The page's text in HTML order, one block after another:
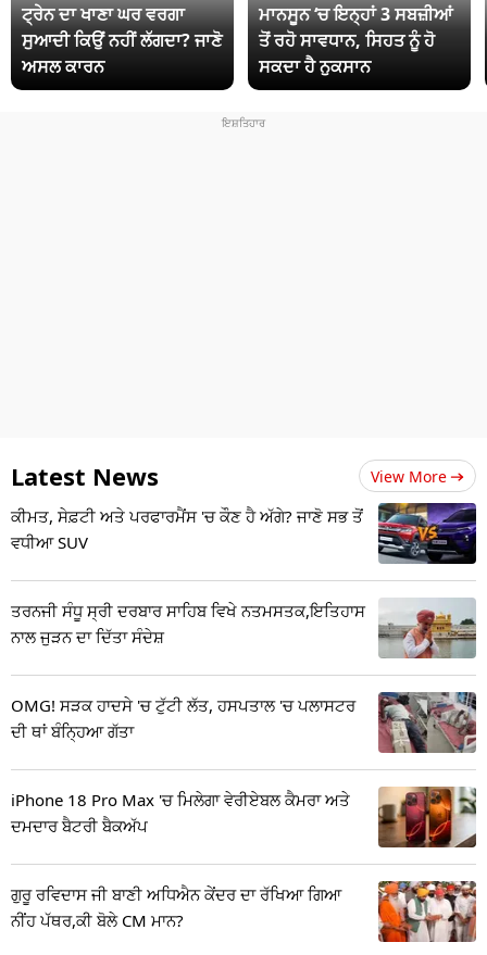
ਟ੍ਰੇਨ ਦਾ ਖਾਣਾ ਘਰ ਵਰਗਾ
ਸੁਆਦੀ ਕਿਉਂ ਨਹੀਂ ਲੱਗਦਾ? ਜਾਣੋ
ਅਸਲ ਕਾਰਨ
ਮਾਨਸੂਨ ‘ਚ ਇਨ੍ਹਾਂ 3 ਸਬਜ਼ੀਆਂ
ਤੋਂ ਰਹੋ ਸਾਵਧਾਨ, ਸਿਹਤ ਨੂੰ ਹੋ
ਸਕਦਾ ਹੈ ਨੁਕਸਾਨ
Latest News View More
ਕੀਮਤ, ਸੇਫ਼ਟੀ ਅਤੇ ਪਰਫਾਰਮੈਂਸ 'ਚ ਕੌਣ ਹੈ ਅੱਗੇ? ਜਾਣੋ ਸਭ ਤੋਂ
ਵਧੀਆ SUV
ਤਰਨਜੀ ਸੰਧੂ ਸ੍ਰੀ ਦਰਬਾਰ ਸਾਹਿਬ ਵਿਖੇ ਨਤਮਸਤਕ,ਇਤਿਹਾਸ
ਨਾਲ ਜੁੜਨ ਦਾ ਦਿੱਤਾ ਸੰਦੇਸ਼
OMG! ਸੜਕ ਹਾਦਸੇ 'ਚ ਟੁੱਟੀ ਲੱਤ, ਹਸਪਤਾਲ 'ਚ ਪਲਾਸਟਰ
ਦੀ ਥਾਂ ਬੰਨ੍ਹਿਆ ਗੱਤਾ
iPhone 18 Pro Max 'ਚ ਮਿਲੇਗਾ ਵੇਰੀਏਬਲ ਕੈਮਰਾ ਅਤੇ
ਦਮਦਾਰ ਬੈਟਰੀ ਬੈਕਅੱਪ
ਗੁਰੂ ਰਵਿਦਾਸ ਜੀ ਬਾਣੀ ਅਧਿਐਨ ਕੇਂਦਰ ਦਾ ਰੱਖਿਆ ਗਿਆ
ਨੀਂਹ ਪੱਥਰ,ਕੀ ਬੋਲੇ CM ਮਾਨ?